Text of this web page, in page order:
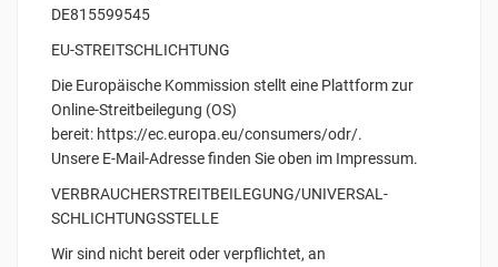
DE815599545
EU-STREITSCHLICHTUNG
Die Europäische Kommission stellt eine Plattform zur
Online-Streitbeilegung (OS)
bereit: https://ec.europa.eu/consumers/odr/.
Unsere E-Mail-Adresse finden Sie oben im Impressum.
VERBRAUCHER­STREIT­BEILEGUNG/UNIVERSAL­
SCHLICHTUNGS­STELLE
Wir sind nicht bereit oder verpflichtet, an